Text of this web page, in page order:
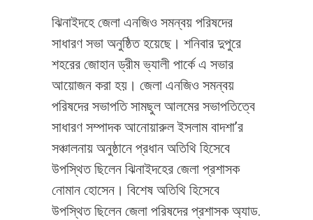
ঝিনাইদহে জেলা এনজিও সমন্বয় পরিষদের
সাধারণ সভা অনুষ্ঠিত হয়েছে। শনিবার দুপুরে
শহরের জোহান ড্রীম ভ্যালী পার্কে এ সভার
আয়োজন করা হয়। জেলা এনজিও সমন্বয়
পরিষদের সভাপতি সামছুল আলমের সভাপতিত্বে
সাধারণ সম্পাদক আনোয়ারুল ইসলাম বাদশা’র
সঞ্চালনায় অনুষ্ঠানে প্রধান অতিথি হিসেবে
উপস্থিত ছিলেন ঝিনাইদহের জেলা প্রশাসক
নোমান হোসেন। বিশেষ অতিথি হিসেবে
উপস্থিত ছিলেন জেলা পরিষদের প্রশাসক অ্যাড.